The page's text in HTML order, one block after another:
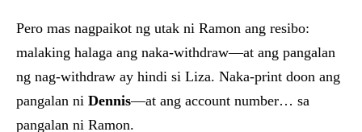
Pero mas nagpaikot ng utak ni Ramon ang resibo:
malaking halaga ang naka-withdraw—at ang pangalan
ng nag-withdraw ay hindi si Liza. Naka-print doon ang
pangalan ni Dennis—at ang account number… sa
pangalan ni Ramon.